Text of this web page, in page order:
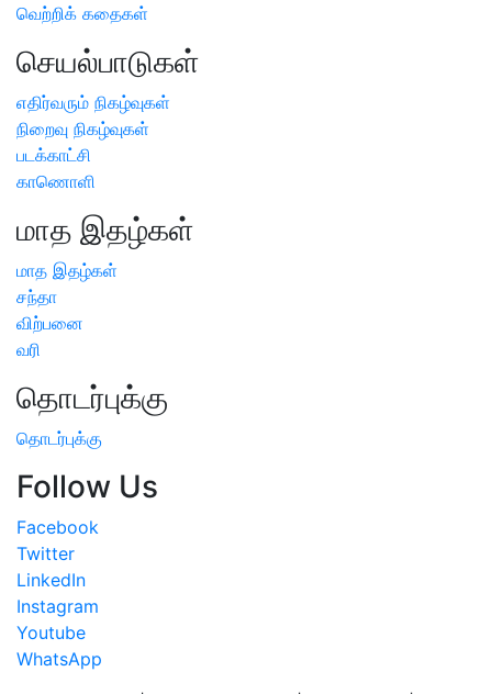
வெற்றிக் கதைகள்
செயல்பாடுகள்
எதிர்வரும் நிகழ்வுகள்
நிறைவு நிகழ்வுகள்
படக்காட்சி
காணொளி
மாத இதழ்கள்
மாத இதழ்கள்
சந்தா
விற்பனை
வரி
தொடர்புக்கு
தொடர்புக்கு
Follow Us
Facebook
Twitter
LinkedIn
Instagram
Youtube
WhatsApp